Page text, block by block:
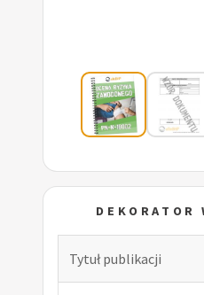
Tytuł publikacji